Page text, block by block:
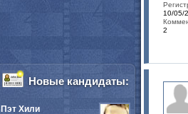
10/05/
2
Новые кандидаты:
Пэт Хили